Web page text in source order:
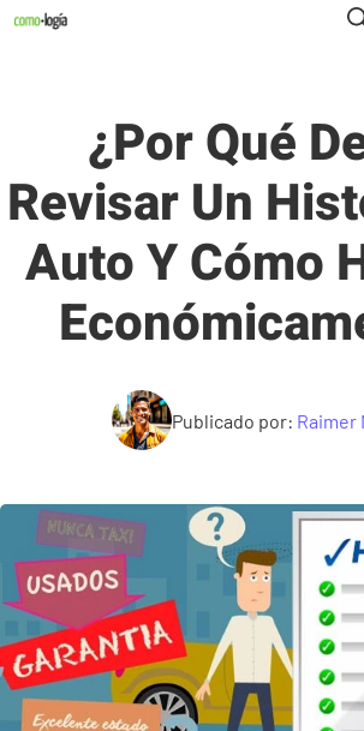
Saltar
¿Por Qué
Revisar Un
Auto Y Cómo
Publicado por: Raimer